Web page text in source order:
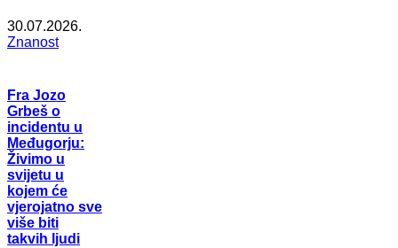
30.07.2026.
Znanost
Fra Jozo
Grbeš o
incidentu u
Međugorju:
Živimo u
svijetu u
kojem će
vjerojatno sve
više biti
takvih ljudi